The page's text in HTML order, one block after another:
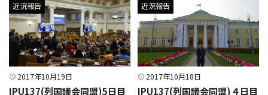
2017年10月19日
IPU137(列国議会同盟)5日目
近況報告
2017年10月18日
IPU137(列国議会同盟)４日目
近況報告